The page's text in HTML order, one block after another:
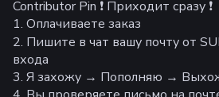
Contributor Pin ❗ Приходит сразу ❗
1. Оплачиваете заказ
2. Пишите в чат вашу почту от
входа
3. Я захожу → Пополняю →